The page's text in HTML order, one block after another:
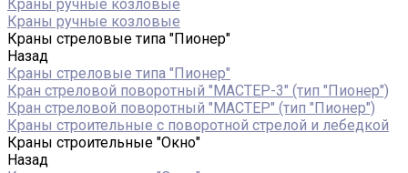
Краны ручные козловые
Краны ручные козловые
Краны стреловые типа "Пионер"
Назад
Краны стреловые типа "Пионер"
Кран стреловой поворотный "МАСТЕР-3" (тип "Пионер")
Кран стреловой поворотный "МАСТЕР" (тип "Пионер")
Краны строительные с поворотной стрелой и лебедкой
Краны строительные "Окно"
Назад